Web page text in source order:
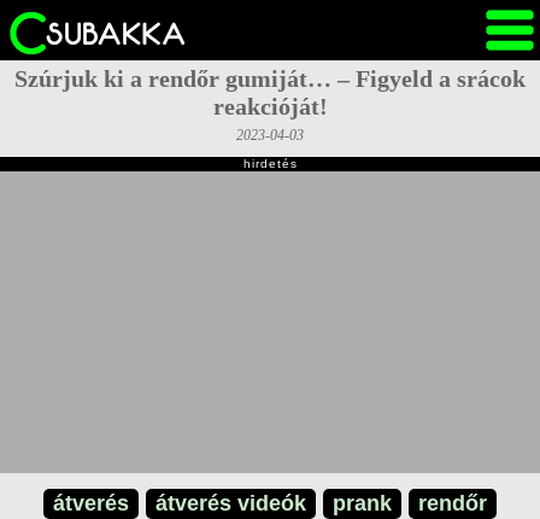
Szúrjuk ki a rendőr gumiját… – Figyeld a srácok
reakcióját!
2023-04-03
hirdetés
átverés átverés videók prank
rendőr